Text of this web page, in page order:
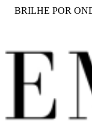
BRILHE POR